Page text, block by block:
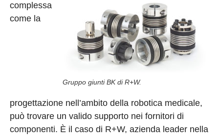
Gruppo giunti BK di R+W.
complessa
come la
progettazione nell’ambito della robotica medicale,
può trovare un valido supporto nei fornitori di
componenti. È il caso di R+W, azienda leader nella